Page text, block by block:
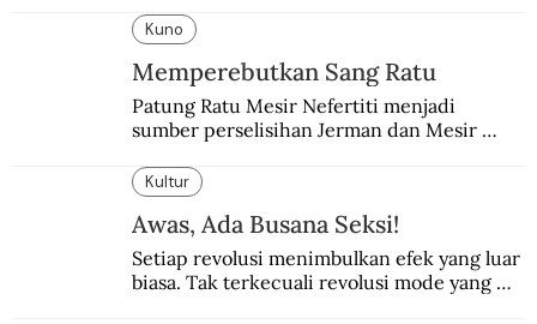
Kuno
Memperebutkan Sang Ratu
Patung Ratu Mesir Nefertiti menjadi
sumber perselisihan Jerman dan Mesir
Kultur
Awas, Ada Busana Seksi!
Setiap revolusi menimbulkan efek yang luar
biasa. Tak terkecuali revolusi mode yang